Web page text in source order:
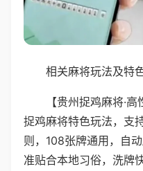
相关麻将玩法及特
【贵州捉鸡麻将·
捉鸡麻将特色玩法，支
则，108张牌通用，自
准贴合本地习俗，洗牌